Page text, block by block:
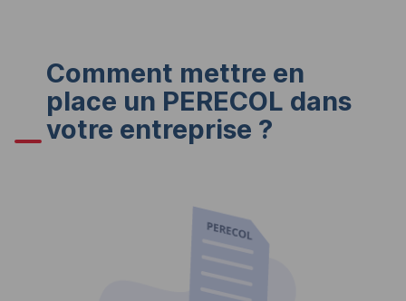
Comment mettre en
place un PERECOL dans
votre entreprise ?